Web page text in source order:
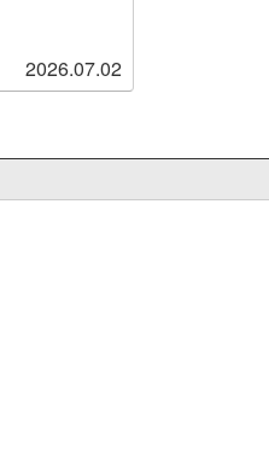
2026.07.02